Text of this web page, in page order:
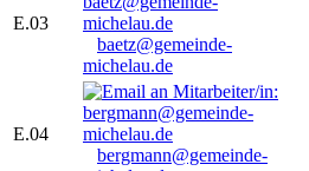
E.03
baetz@gemeinde-
michelau.de
E.04
bergmann@gemeinde-